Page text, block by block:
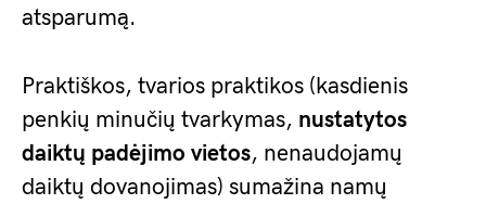
atsparumą.
Praktiškos, tvarios praktikos (kasdienis
penkių minučių tvarkymas, nustatytos
daiktų padėjimo vietos, nenaudojamų
daiktų dovanojimas) sumažina namų